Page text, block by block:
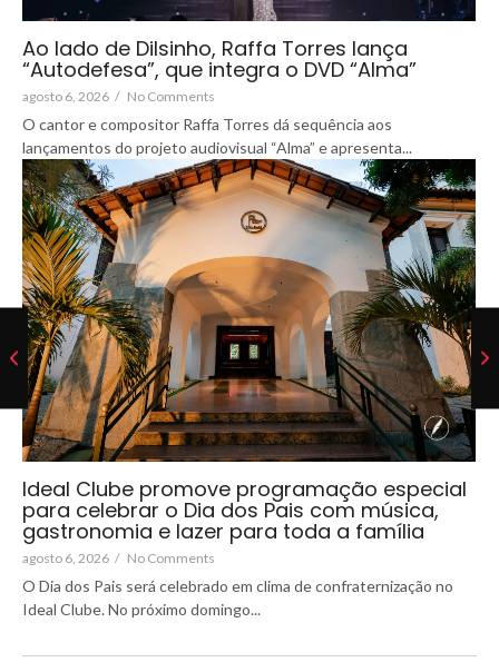
Ao lado de Dilsinho, Raffa Torres lança
“Autodefesa”, que integra o DVD “Alma”
agosto 6, 2026 / No Comments
O cantor e compositor Raffa Torres dá sequência aos
lançamentos do projeto audiovisual “Alma” e apresenta...
Ideal Clube promove programação especial
para celebrar o Dia dos Pais com música,
gastronomia e lazer para toda a família
agosto 6, 2026 / No Comments
O Dia dos Pais será celebrado em clima de confraternização no
Ideal Clube. No próximo domingo...